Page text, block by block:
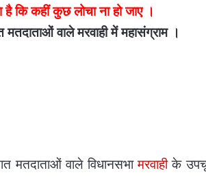
कि कहीं कुछ लोचा ना हो जाए ।
वाले मरवाही में महासंग्राम ।
मतदाताओं वाले विधानसभामरवाहीके